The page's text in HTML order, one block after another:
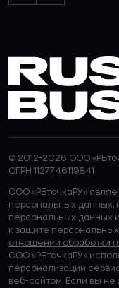
© 2012-2026 ООО
ОГРН 1127746119841
ООО «РБточкаРУ»
персональных данных,
персональных данных
к защите
отношении обработки
ООО «РБточкаРУ»
персонализации
веб-сайтом. Если вы не